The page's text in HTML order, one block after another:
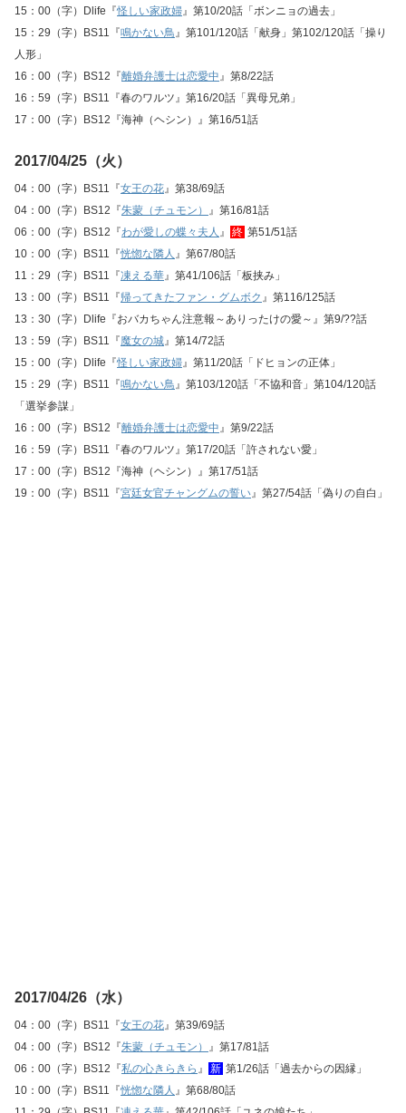
15：00（字）Dlife『怪しい家政婦』第10/20話「ボンニョの過去」
15：29（字）BS11『鳴かない鳥』第101/120話「献身」第102/120話「操り
人形」
16：00（字）BS12『離婚弁護士は恋愛中』第8/22話
16：59（字）BS11『春のワルツ』第16/20話「異母兄弟」
17：00（字）BS12『海神（ヘシン）』第16/51話
2017/04/25（火）
04：00（字）BS11『女王の花』第38/69話
04：00（字）BS12『朱蒙（チュモン） 』第16/81話
06：00（字）BS12『わが愛しの蝶々夫人 』 終 第51/51話
10：00（字）BS11『恍惚な隣人 』第67/80話
11：29（字）BS11『凍える華』第41/106話「板挟み」
13：00（字）BS11『帰ってきたファン・グムボク 』第116/125話
13：30（字）Dlife『おバカちゃん注意報～ありったけの愛～』第9/??話
13：59（字）BS11『魔女の城』第14/72話
15：00（字）Dlife『怪しい家政婦』第11/20話「ドヒョンの正体」
15：29（字）BS11『鳴かない鳥』第103/120話「不協和音」第104/120話
「選挙参謀」
16：00（字）BS12『離婚弁護士は恋愛中』第9/22話
16：59（字）BS11『春のワルツ』第17/20話「許されない愛」
17：00（字）BS12『海神（ヘシン）』第17/51話
19：00（字）BS11『宮廷女官チャングムの誓い』第27/54話「偽りの自白」
2017/04/26（水）
04：00（字）BS11『女王の花』第39/69話
04：00（字）BS12『朱蒙（チュモン） 』第17/81話
06：00（字）BS12『私の心きらきら 』 新 第1/26話「過去からの因縁」
10：00（字）BS11『恍惚な隣人 』第68/80話